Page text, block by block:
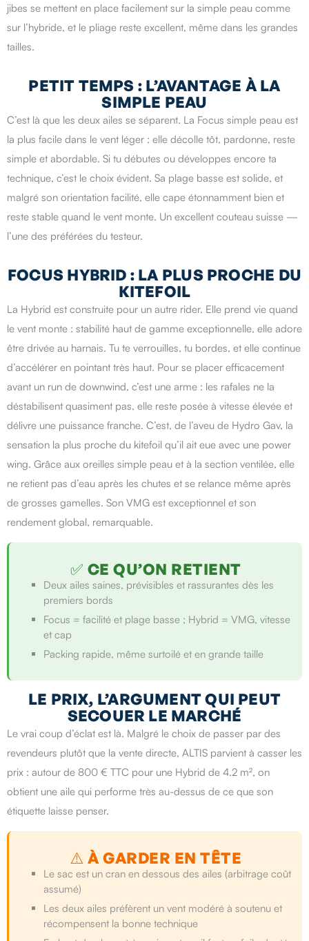
jibes se mettent en place facilement sur la simple peau comme
sur l’hybride, et le pliage reste excellent, même dans les grandes
tailles.
PETIT TEMPS : L’AVANTAGE À LA
SIMPLE PEAU
C’est là que les deux ailes se séparent. La Focus simple peau est
la plus facile dans le vent léger : elle décolle tôt, pardonne, reste
simple et abordable. Si tu débutes ou développes encore ta
technique, c’est le choix évident. Sa plage basse est solide, et
malgré son orientation facilité, elle cape étonnamment bien et
reste stable quand le vent monte. Un excellent couteau suisse —
l’une des préférées du testeur.
FOCUS HYBRID : LA PLUS PROCHE DU
KITEFOIL
La Hybrid est construite pour un autre rider. Elle prend vie quand
le vent monte : stabilité haut de gamme exceptionnelle, elle adore
être drivée au harnais. Tu te verrouilles, tu bordes, et elle continue
d’accélérer en pointant très haut. Pour se placer efficacement
avant un run de downwind, c’est une arme : les rafales ne la
déstabilisent quasiment pas, elle reste posée à vitesse élevée et
délivre une puissance franche. C’est, de l’aveu de Hydro Gav, la
sensation la plus proche du kitefoil qu’il ait eue avec une power
wing. Grâce aux oreilles simple peau et à la section ventilée, elle
ne retient pas d’eau après les chutes et se relance même après
de grosses gamelles. Son VMG est exceptionnel et son
rendement global, remarquable.
✅ CE QU’ON RETIENT
Deux ailes saines, prévisibles et rassurantes dès les
premiers bords
Focus = facilité et plage basse ; Hybrid = VMG, vitesse
et cap
Packing rapide, même surtoilé et en grande taille
LE PRIX, L’ARGUMENT QUI PEUT
SECOUER LE MARCHÉ
Le vrai coup d’éclat est là. Malgré le choix de passer par des
revendeurs plutôt que la vente directe, ALTIS parvient à casser les
prix : autour de 800 € TTC pour une Hybrid de 4.2 m², on
obtient une aile qui performe très au-dessus de ce que son
étiquette laisse penser.
⚠️ À GARDER EN TÊTE
Le sac est un cran en dessous des ailes (arbitrage coût
assumé)
Les deux ailes préfèrent un vent modéré à soutenu et
récompensent la bonne technique